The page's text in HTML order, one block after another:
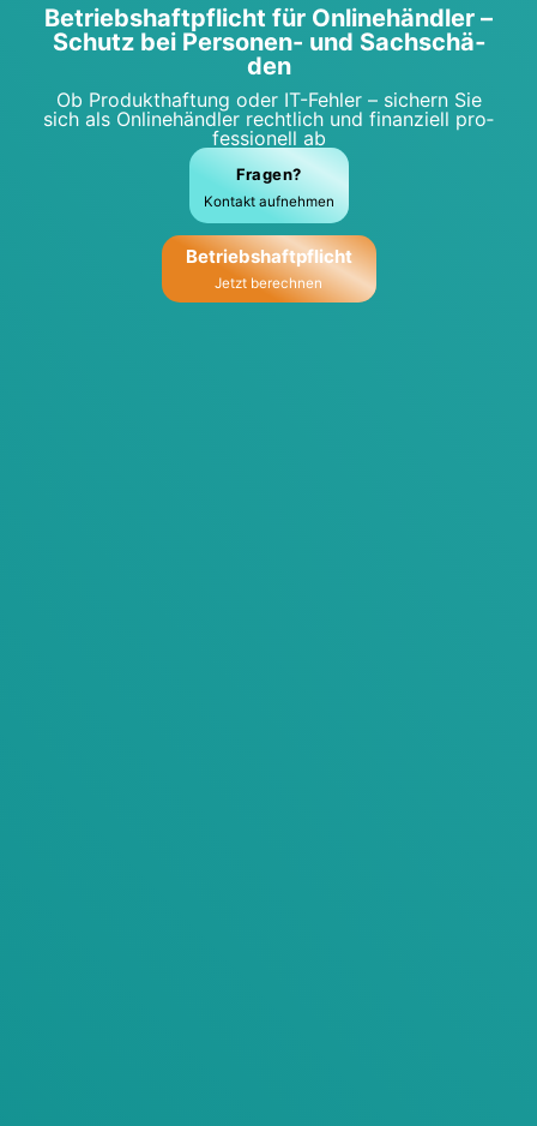
Betriebs­haft­pflicht für Online­händ­ler –
Schutz bei Per­so­nen- und Sach­schä­
den
Ob Pro­dukt­haf­tung oder IT-Feh­ler – sichern Sie
sich als Online­händ­ler recht­lich und finan­zi­ell pro­
fes­sio­nell ab
Fra­gen?
Kon­takt auf­neh­men
Betriebs­haft­pflicht
Jetzt berech­nen